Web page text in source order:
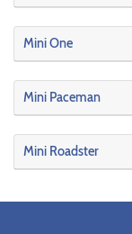
Mini One
Mini Paceman
Mini Roadster